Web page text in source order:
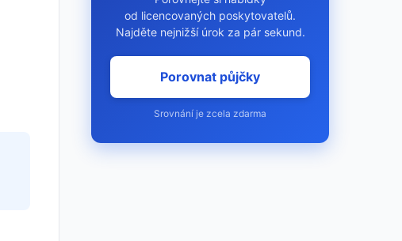
od licencovaných poskytovatelů.
Najděte nejnižší úrok za pár sekund.
Porovnat půjčky
Srovnání je zcela zdarma